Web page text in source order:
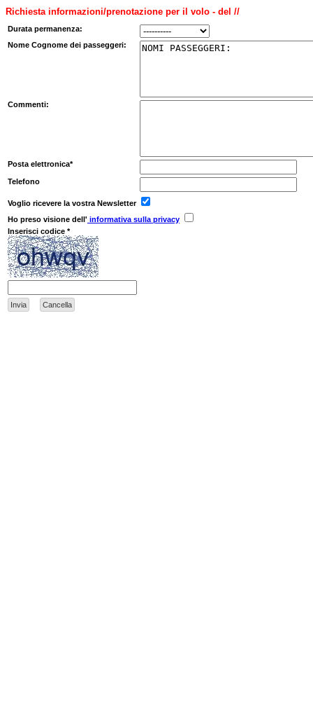
Richiesta informazioni/prenotazione per il volo - del //
Durata permanenza:
Nome Cognome dei passeggeri:
Commenti:
Posta elettronica*
Telefono
Voglio ricevere la vostra Newsletter
Ho preso visione dell' informativa sulla privacy
Inserisci codice *